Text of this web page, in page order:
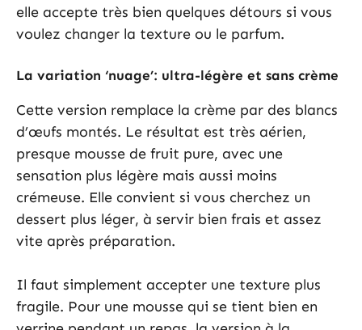
elle accepte très bien quelques détours si vous
voulez changer la texture ou le parfum.
La variation ‘nuage’: ultra-légère et sans crème
Cette version remplace la crème par des blancs
d’œufs montés. Le résultat est très aérien,
presque mousse de fruit pure, avec une
sensation plus légère mais aussi moins
crémeuse. Elle convient si vous cherchez un
dessert plus léger, à servir bien frais et assez
vite après préparation.
Il faut simplement accepter une texture plus
fragile. Pour une mousse qui se tient bien en